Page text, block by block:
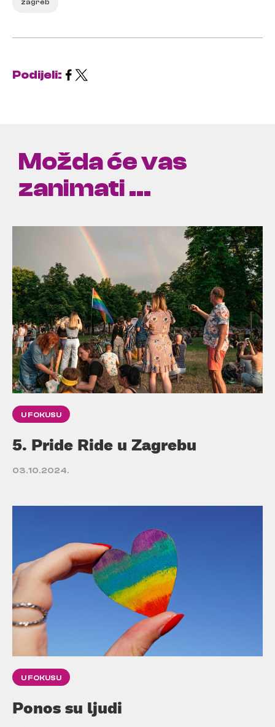
zagreb
Podijeli:
Možda će vas
zanimati ...
U FOKUSU
5. Pride Ride u Zagrebu
03.10.2024.
U FOKUSU
Ponos su ljudi